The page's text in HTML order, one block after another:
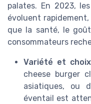
palates. En 2023,
évoluent
que la santé, le
consommateurs
Variété et
cheese burger
asiatiques, ou
éventail est